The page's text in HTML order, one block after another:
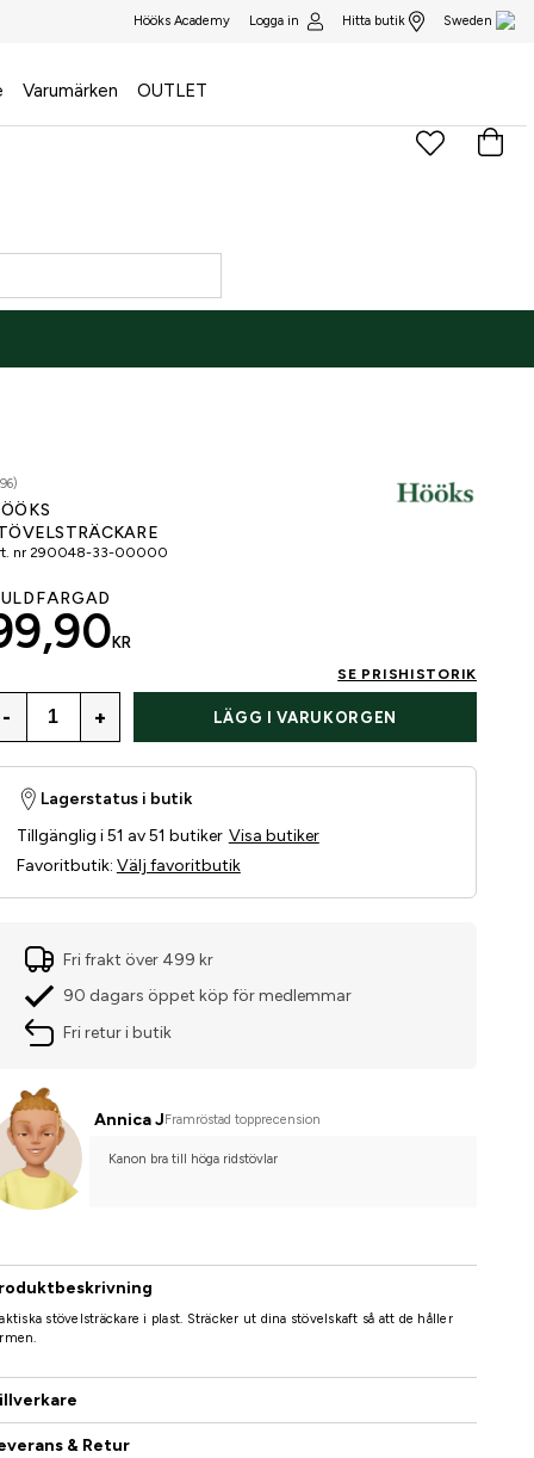
Hööks Academy Logga in Hitta butik Sweden
Varumärken OUTLET
nr 290048-33-00000
KR
SE PRISHISTORIK
- + LÄGG I VARUKORGEN
Lagerstatus i butik
Tillgänglig i 51 av 51 butiker Visa butiker
Favoritbutik: Välj favoritbutik
Fri frakt över 499 kr
90 dagars öppet köp för medlemmar
Fri retur i butik
Annica JFramröstad topprecension
Kanon bra till höga ridstövlar
stövelsträckare i plast. Sträcker ut dina stövelskaft så att de håller
& Retur